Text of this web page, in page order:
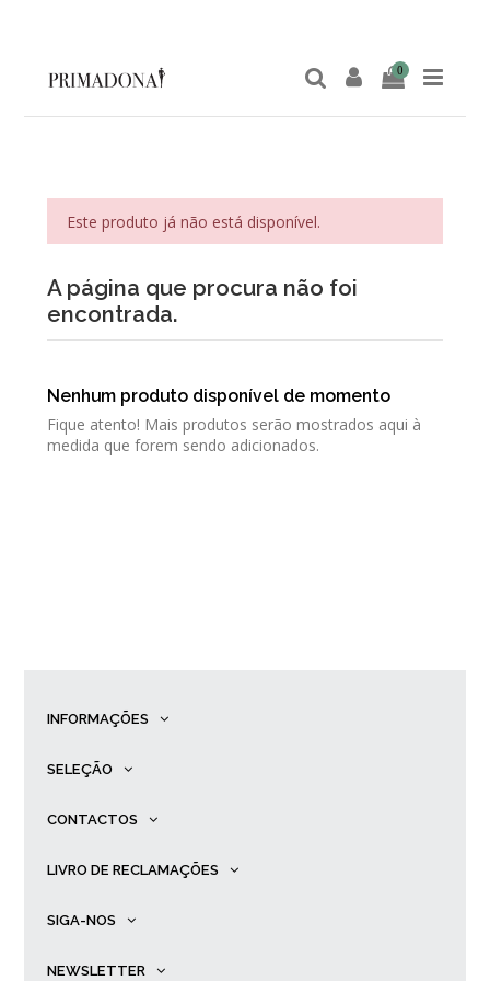
0
Este produto já não está disponível.
A página que procura não foi
encontrada.
Nenhum produto disponível de momento
Fique atento! Mais produtos serão mostrados aqui à
medida que forem sendo adicionados.
INFORMAÇÕES
SELEÇÃO
CONTACTOS
LIVRO DE RECLAMAÇÕES
SIGA-NOS
NEWSLETTER